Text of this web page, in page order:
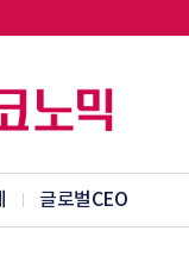
글로벌CEO